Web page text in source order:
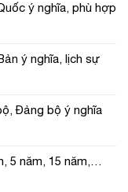
ý nghĩa, phù hợp
ý nghĩa, lịch sự
Đảng bộ ý nghĩa
5 năm, 15 năm,…